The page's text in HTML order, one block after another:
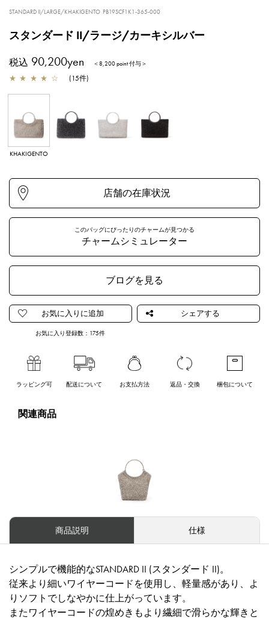
STANDARD II/LARGE/KHAKIGENTO PB19SCF1K1-365-000
スタンダード II/ラージ/カーキシルバー
税込 90,200yen ＜8,200 point 付与＞
★ ★ ★ ★ ☆ (15件)
KHAKIGENTO
このバッグにぴったりのチャームが見つかる
チャームシミュレーター
ブログを見る
お気に入り登録数： 175件
ラッピング可 配送について お支払方法 返品・交換 梱包について
関連商品
商品説明 仕様
シンプルで機能的なSTANDARD II (スタンダード II)。
従来より細いワイヤーコードを使用し、軽量感があり、よ
りソフトでしなやかに仕上がっています。
またワイヤーコードの煌めきもより繊細で滑らかな輝きと